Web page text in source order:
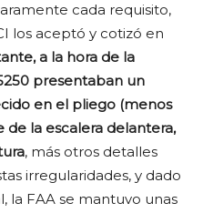
cada requisito,
los aceptó y cotizó en
a la hora de la
presentaban un
en el pliego (menos
de la escalera delantera,
, más otros detalles
irregularidades, y dado
la FAA se mantuvo unas